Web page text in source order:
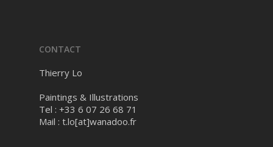
CONTACT
Thierry Lo
Paintings & Illustrations
Tel : +33 6 07 26 68 71
Mail : t.lo[at]wanadoo.fr